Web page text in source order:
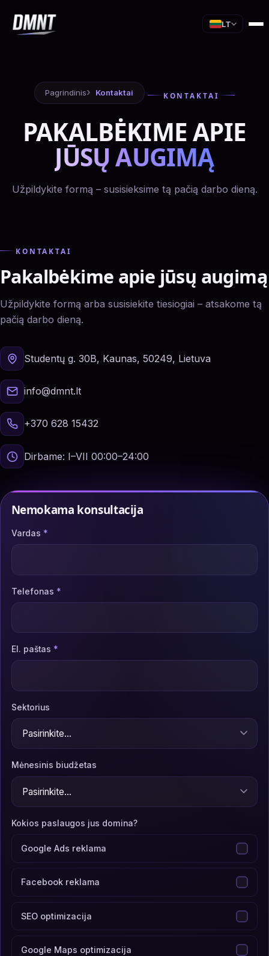
LT
Pagrindinis Kontaktai KONTAKTAI
PAKALBĖKIME APIE
JŪSŲ AUGIMĄ
Užpildykite formą – susisieksime tą pačią darbo dieną.
KONTAKTAI
Pakalbėkime apie jūsų augimą
Užpildykite formą arba susisiekite tiesiogiai – atsakome tą
pačią darbo dieną.
Studentų g. 30B, Kaunas, 50249, Lietuva
info@dmnt.lt
+370 628 15432
Dirbame: I–VII 00:00–24:00
Nemokama konsultacija
Vardas *
Telefonas *
El. paštas *
Sektorius
Mėnesinis biudžetas
Kokios paslaugos jus domina?
Google Ads reklama
Facebook reklama
SEO optimizacija
Google Maps optimizacija